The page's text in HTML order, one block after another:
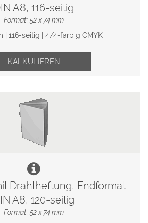
A8, 116-seitig
Format: 52 x 74 mm
| 116-seitig | 4/4-farbig CMYK
KALKULIEREN
Drahtheftung, Endformat
A8, 120-seitig
Format: 52 x 74 mm